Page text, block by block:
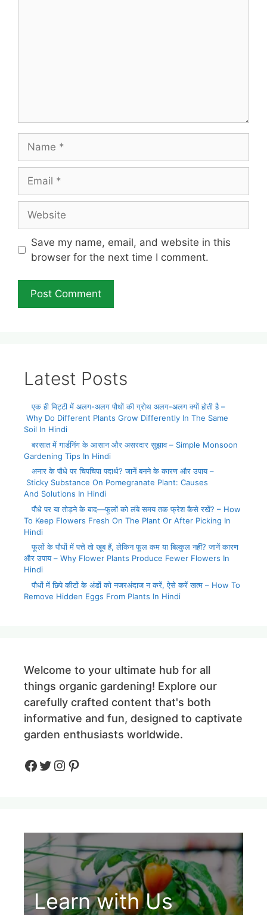
Save my name, email, and website in this
browser for the next time I comment.
Latest Posts
एक ही मिट्टी में अलग-अलग पौधों की ग्रोथ अलग-अलग क्यों होती है –
Why Do Different Plants Grow Differently In The Same
Soil In Hindi
बरसात में गार्डनिंग के आसान और असरदार सुझाव – Simple Monsoon
Gardening Tips In Hindi
अनार के पौधे पर चिपचिपा पदार्थ? जानें बनने के कारण और उपाय –
Sticky Substance On Pomegranate Plant: Causes
And Solutions In Hindi
पौधे पर या तोड़ने के बाद—फूलों को लंबे समय तक फ्रेश कैसे रखें? – How
To Keep Flowers Fresh On The Plant Or After Picking In
Hindi
फूलों के पौधों में पत्ते तो खूब हैं, लेकिन फूल कम या बिल्कुल नहीं? जानें कारण
और उपाय – Why Flower Plants Produce Fewer Flowers In
Hindi
पौधों में छिपे कीटों के अंडों को नजरअंदाज न करें, ऐसे करें खत्म – How To
Remove Hidden Eggs From Plants In Hindi
Welcome to your ultimate hub for all
things organic gardening! Explore our
carefully crafted content that's both
informative and fun, designed to captivate
garden enthusiasts worldwide.
Facebook
Twitter
Instagram
Pinteres
Learn with Us